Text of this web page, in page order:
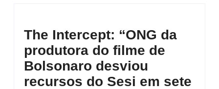
The Intercept: “ONG da
produtora do filme de
Bolsonaro desviou
recursos do Sesi em sete